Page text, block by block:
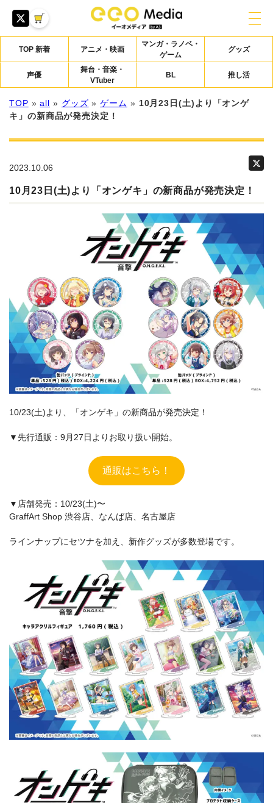
TOP 新着 アニメ・映画
マンガ・ラノベ・
ゲーム
グッズ
声優
舞台・音楽・
VTuber
BL 推し活
TOP »all » グッズ »ゲーム » 10月23日(土)より「オンゲ
キ」の新商品が発売決定！
2023.10.06
10月23日(土)より「オンゲキ」の新商品が発売決定！
10/23(土)より、「オンゲキ」の新商品が発売決定！
▼先行通販：9月27日よりお取り扱い開始。
通販はこちら！
▼店舗発売：10/23(土)〜
GraffArt Shop 渋谷店、なんば店、名古屋店
ラインナップにセツナを加え、新作グッズが多数登場です。